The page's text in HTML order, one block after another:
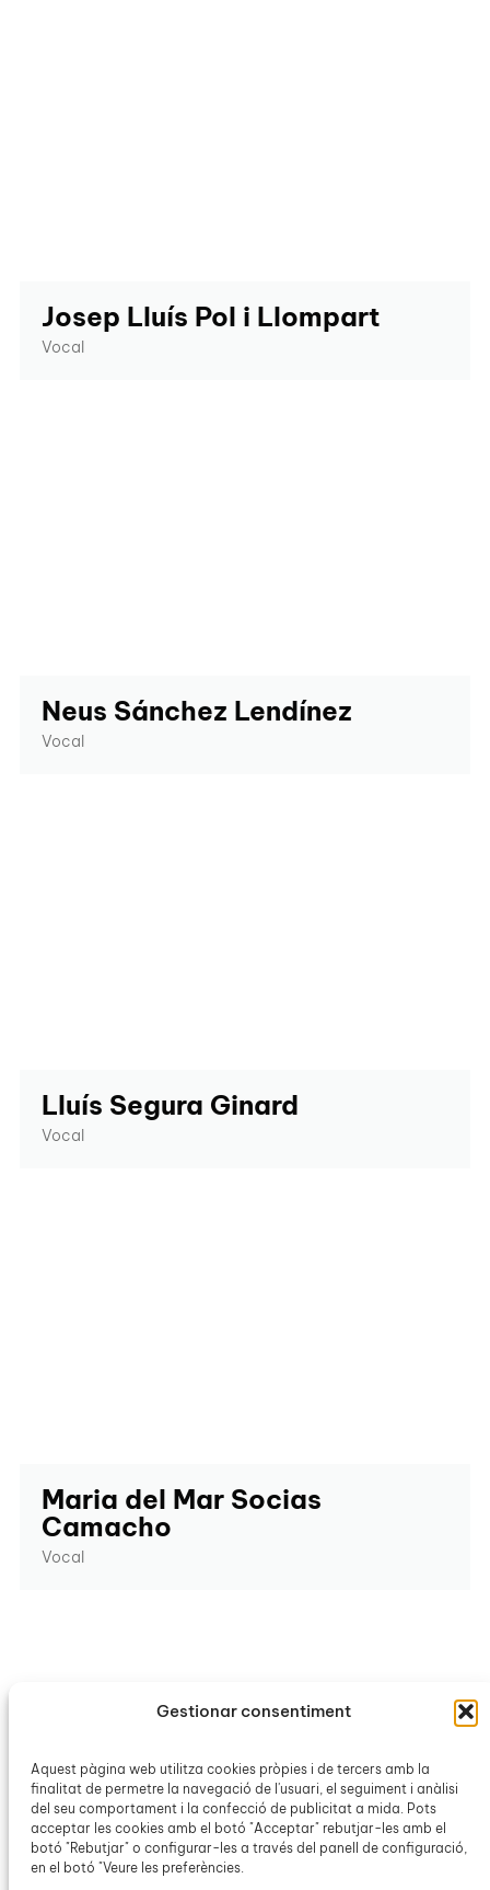
Gestionar consentiment
Aquest pàgina web utilitza cookies pròpies i de tercers amb la
finalitat de permetre la navegació de l'usuari, el seguiment i anàlisi
del seu comportament i la confecció de publicitat a mida. Pots
acceptar les cookies amb el botó "Acceptar" rebutjar-les amb el
botó "Rebutjar" o configurar-les a través del panell de configuració,
en el botó "Veure les preferències.
Josep Lluís Pol i Llompart
Vocal
Neus Sánchez Lendínez
Vocal
Lluís Segura Ginard
Vocal
Maria del Mar Socias
Camacho
Vocal
Política de privacitat
Seu de l’Obra Cultural Balear
Ca n’Alcover